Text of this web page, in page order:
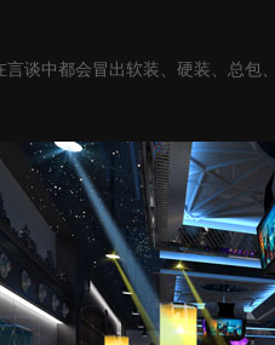
谈中都会冒出软装、硬装、总